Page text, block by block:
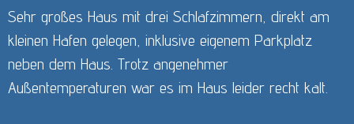
Sehr großes Haus mit drei Schlafzimmern, direkt am
kleinen Hafen gelegen, inklusive eigenem Parkplatz
neben dem Haus. Trotz angenehmer
Außentemperaturen war es im Haus leider recht kalt.